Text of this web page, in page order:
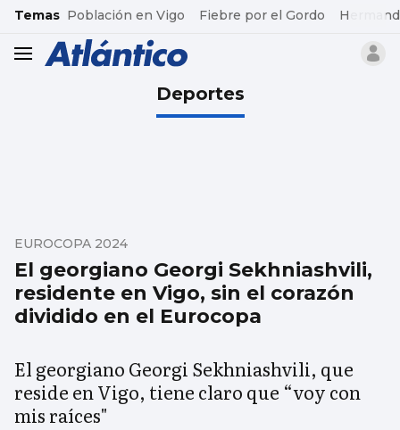
common.go-to-content
Temas Población en Vigo Fiebre por el Gordo
header.menu.open
Deportes
El georgiano Georgi Sekhniashvili,
residente en Vigo, sin el corazón
dividido en el Eurocopa
EUROCOPA 2024
El georgiano Georgi Sekhniashvili, que
reside en Vigo, tiene claro que “voy con
mis raíces"